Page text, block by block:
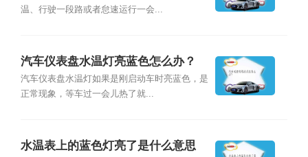
温、行驶一段路或者怠速运行一会...
汽车仪表盘水温灯亮蓝色怎么办？
汽车仪表盘水温灯如果是刚启动车时亮蓝色，是
正常现象，等车过一会儿热了就...
水温表上的蓝色灯亮了是什么意思